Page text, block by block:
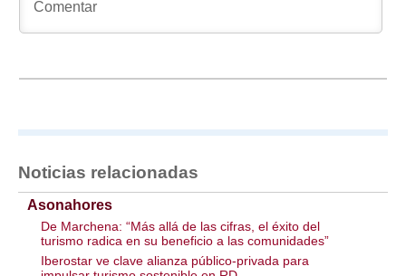
Noticias relacionadas
Asonahores
De Marchena: “Más allá de las cifras, el éxito del
turismo radica en su beneficio a las comunidades”
Iberostar ve clave alianza público-privada para